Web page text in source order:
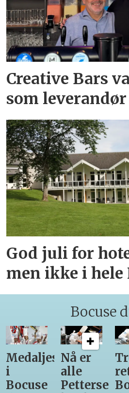
Creative Bars
som leverandør
God juli for
men ikke i hele
Bocuse
Medaljestatistikk
i
Bocuse
Nå er
alle
Pettersens